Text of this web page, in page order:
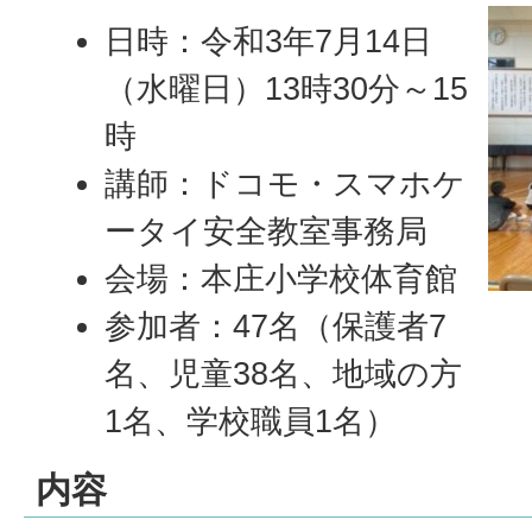
日時：令和3年7月14日
（水曜日）13時30分～15
時
講師：ドコモ・スマホケ
ータイ安全教室事務局
会場：本庄小学校体育館
参加者：47名（保護者7
名、児童38名、地域の方
1名、学校職員1名）
内容